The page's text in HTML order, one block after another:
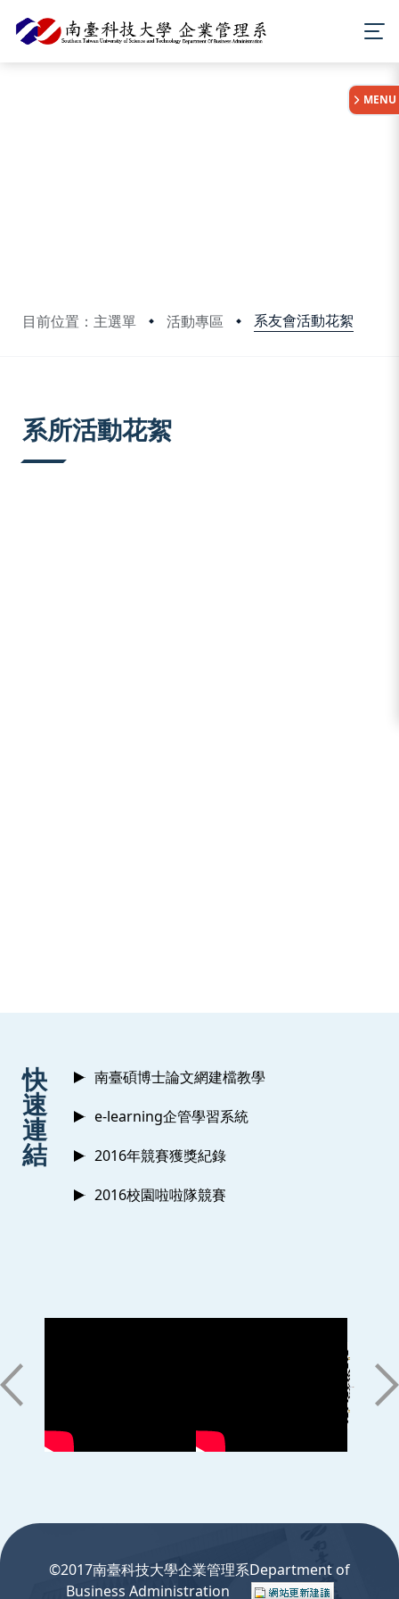
目前位置：主選單 活動專區 系友會活動花絮
MENU
系所活動花絮
快
速
連
結
南臺碩博士論文網建檔教學
e-learning企管學習系統
2016年競賽獲獎紀錄
2016校園啦啦隊競賽
©2017南臺科技大學企業管理系Department of
Business Administration